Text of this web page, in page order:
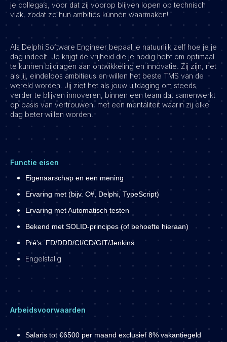
je collega’s, voor dat zij voorop blijven lopen op technisch
vlak, zodat ze hun ambities kunnen waarmaken!
Als Delphi Software Engineer bepaal je natuurlijk zelf hoe je je
dag indeelt. Je krijgt de vrijheid die je nodig hebt om optimaal
te kunnen bijdragen aan ontwikkeling en innovatie. Zij zijn, net
als jij, eindeloos ambitieus en willen het beste TMS van de
wereld worden. Jij ziet het als jouw uitdaging om steeds
verder te blijven innoveren, binnen een team dat samenwerkt
op basis van vertrouwen, met een mentaliteit waarin zij elke
dag beter willen worden.
Functie eisen
Eigenaarschap en een mening
Ervaring met (bijv. C#, Delphi, TypeScript)
Ervaring met Automatisch testen
Bekend met SOLID-principes (of behoefte hieraan)
Pré's: FD/DDD/CI/CD/GIT/Jenkins
Engelstalig
Arbeidsvoorwaarden
Salaris tot €6500 per maand exclusief 8% vakantiegeld